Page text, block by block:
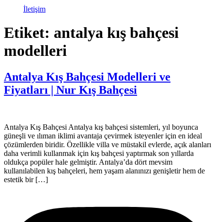
İletişim
Etiket: antalya kış bahçesi
modelleri
Antalya Kış Bahçesi Modelleri ve
Fiyatları | Nur Kış Bahçesi
Antalya Kış Bahçesi Antalya kış bahçesi sistemleri, yıl boyunca
güneşli ve ılıman iklimi avantaja çevirmek isteyenler için en ideal
çözümlerden biridir. Özellikle villa ve müstakil evlerde, açık alanları
daha verimli kullanmak için kış bahçesi yaptırmak son yıllarda
oldukça popüler hale gelmiştir. Antalya’da dört mevsim
kullanılabilen kış bahçeleri, hem yaşam alanınızı genişletir hem de
estetik bir […]